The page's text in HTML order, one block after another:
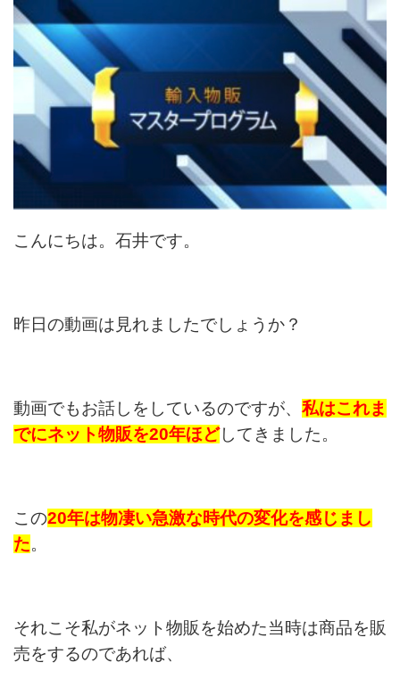
こんにちは。石井です。
昨日の動画は見れましたでしょうか？
動画でもお話しをしているのですが、 私はこれま
でにネット物販を20年ほどしてきました。
この20年は物凄い急激な時代の変化を感じまし
た。
それこそ私がネット物販を始めた当時は商品を販
売をするのであれば、